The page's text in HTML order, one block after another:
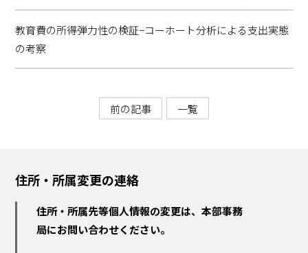
教育費の所得弾力性の検証−コーホート分析による支出実態
の考察
前の記事 一覧
住所・所属変更の連絡
住所・所属先等個人情報の変更は、本部事務
局にお問い合わせください。